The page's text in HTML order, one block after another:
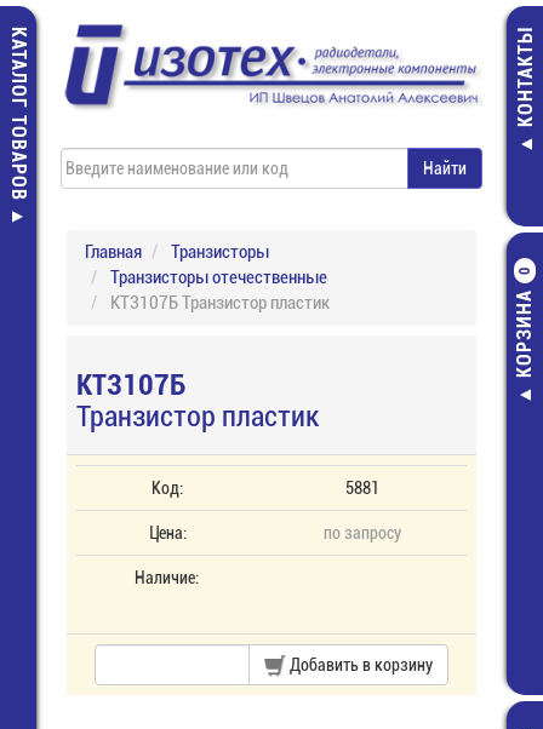
КАТАЛОГ ТОВАРОВ КОНТАКТЫ
КОРЗИНА
0
Главная
Транзисторы
Транзисторы отечественные
КТ3107Б Транзистор пластик
КТ3107Б
Транзистор пластик
Код: 5881
Цена: по запросу
Наличие:
Добавить в корзину